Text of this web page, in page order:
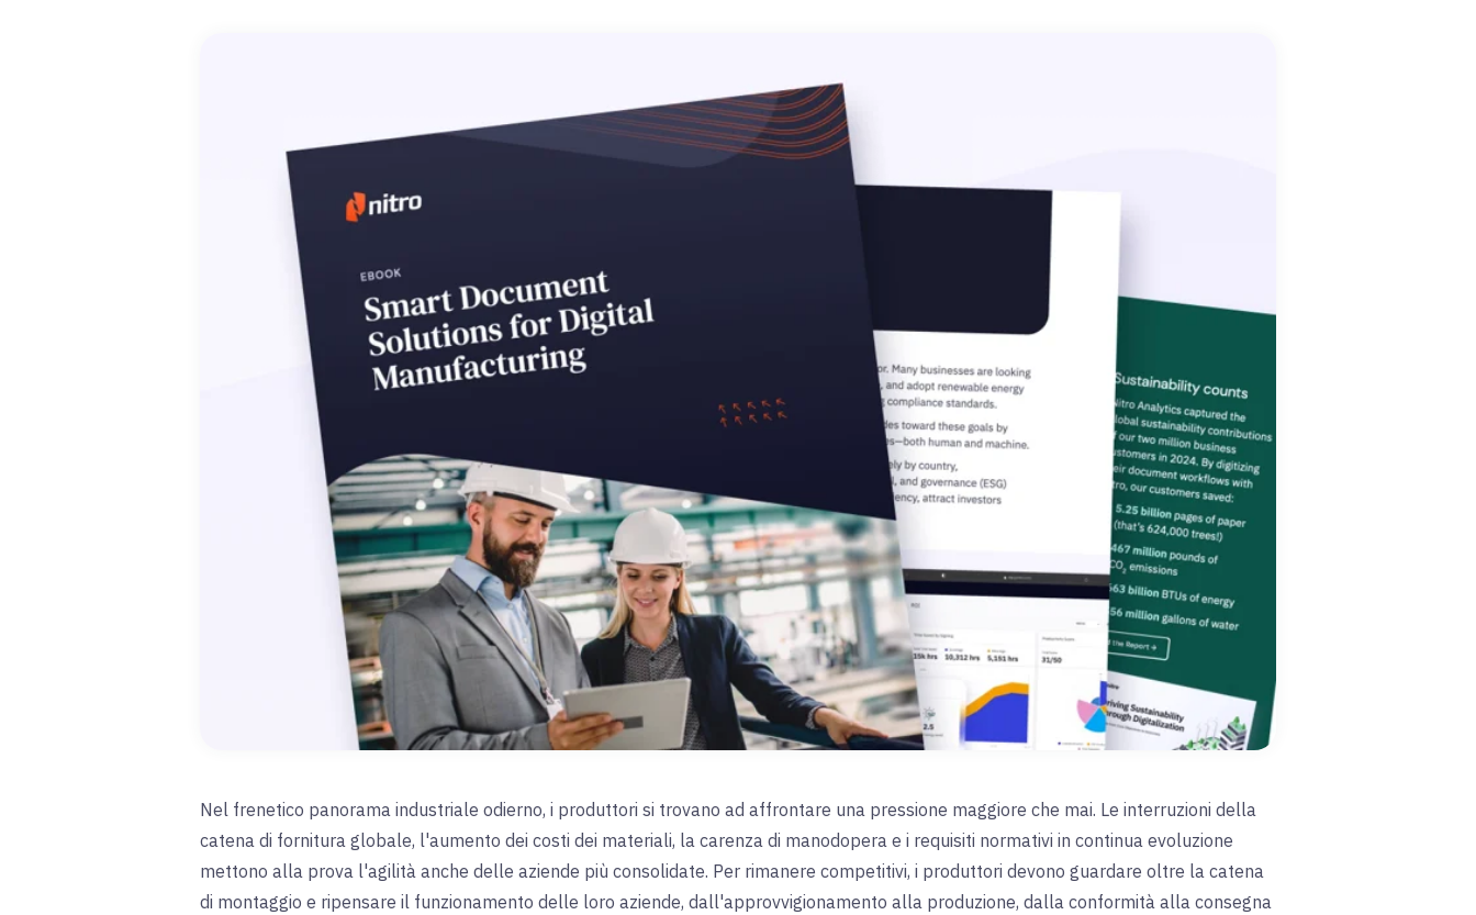
Nel frenetico panorama industriale odierno, i produttori si trovano ad affrontare una pressione maggiore che mai. Le interruzioni della
catena di fornitura globale, l'aumento dei costi dei materiali, la carenza di manodopera e i requisiti normativi in continua evoluzione
mettono alla prova l'agilità anche delle aziende più consolidate. Per rimanere competitivi, i produttori devono guardare oltre la catena
di montaggio e ripensare il funzionamento delle loro aziende, dall'approvvigionamento alla produzione, dalla conformità alla consegna